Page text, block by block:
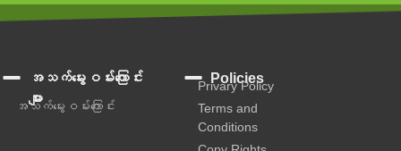
အသက်မွေးဝမ်းကြောင်း
များ
အသက်မွေးဝမ်းကြောင်း
Policies
Privary Policy
Terms and
Conditions